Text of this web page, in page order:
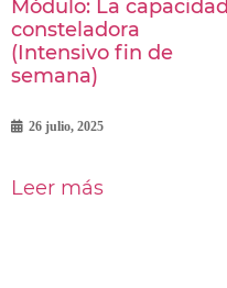
Módulo: La capacidad
consteladora
(Intensivo fin de
semana)
26 julio, 2025
Leer más